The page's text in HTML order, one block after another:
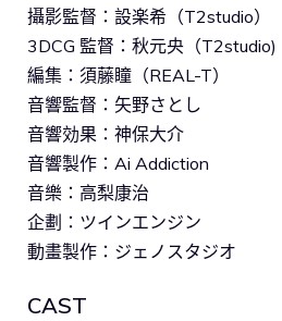
攝影監督：設楽希（T2studio）
3DCG 監督：秋元央（T2studio)
編集：須藤瞳（REAL-T）
音響監督：矢野さとし
音響効果：神保大介
音響製作：Ai Addiction
音樂：高梨康治
企劃：ツインエンジン
動畫製作：ジェノスタジオ
CAST